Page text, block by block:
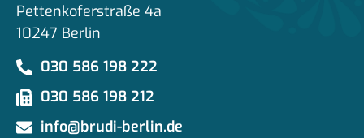
Pettenkoferstraße 4a
10247 Berlin
030 586 198 222
030 586 198 212
info@brudi-berlin.de